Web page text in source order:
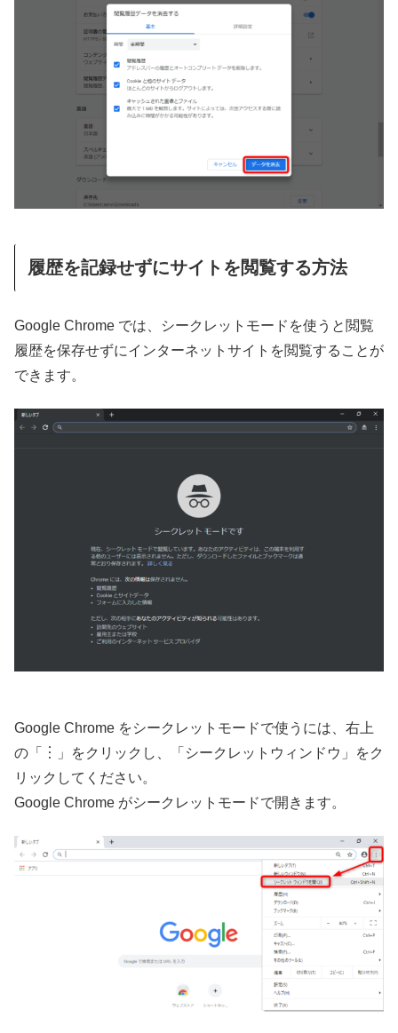
履歴を記録せずにサイトを閲覧する方法
Google Chrome では、シークレットモードを使うと閲覧
履歴を保存せずにインターネットサイトを閲覧することが
できます。
Google Chrome をシークレットモードで使うには、右上
の「︙」をクリックし、「シークレットウィンドウ」をク
リックしてください。
Google Chrome がシークレットモードで開きます。